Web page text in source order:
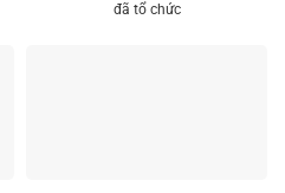
đã tổ chức